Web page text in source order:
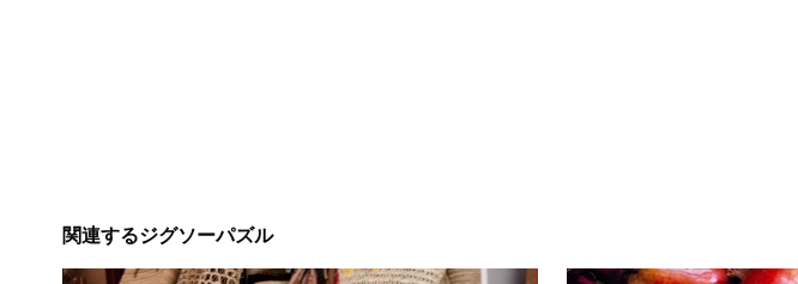
関連するジグソーパズル